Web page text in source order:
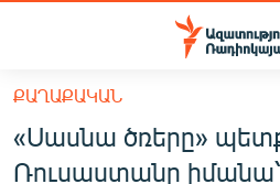
Մատչելիության
հիմնական
բովանդակությանը
Անցնել
ՔԱՂԱՔԱԿԱՆ
«Սասնա ծռերը»
Ռուսաստանը